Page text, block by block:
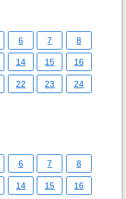
6 7 8
14 15 16
22 23 24
6 7 8
14 15 16